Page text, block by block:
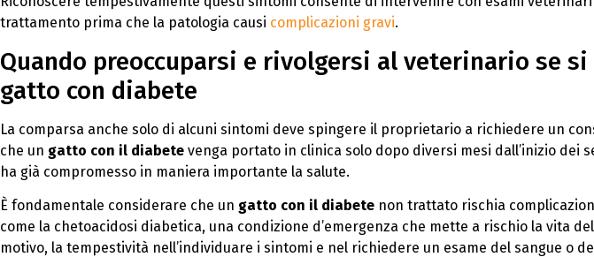
trattamento prima che la patologia causi complicazioni gravi.
Quando preoccuparsi e rivolgersi al veterinario se
gatto con diabete
La comparsa anche solo di alcuni sintomi deve spingere il proprietario a richiedere un
che un gatto con il diabete venga portato in clinica solo dopo diversi mesi dall’inizio dei
ha già compromesso in maniera importante la salute.
È fondamentale considerare che un gatto con il diabete non trattato rischia
come la chetoacidosi diabetica, una condizione d’emergenza che mette a rischio la vita
motivo, la tempestività nell’individuare i sintomi e nel richiedere un esame del sangue o